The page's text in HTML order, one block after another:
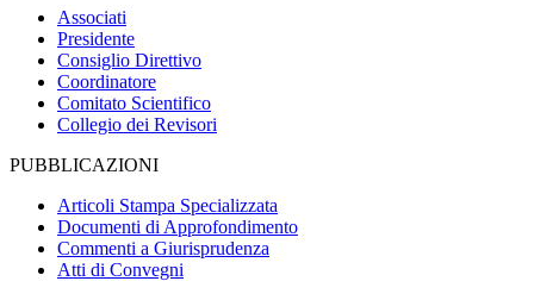
Associati
Presidente
Consiglio Direttivo
Coordinatore
Comitato Scientifico
Collegio dei Revisori
PUBBLICAZIONI
Articoli Stampa Specializzata
Documenti di Approfondimento
Commenti a Giurisprudenza
Atti di Convegni